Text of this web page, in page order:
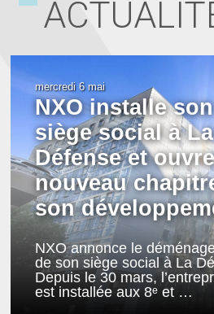
podcast NXO
transforme l’usine
Plan de Reprise
de Continuité
Assurez la reprise et la
de votre SI !
mercredi 6 mai
NXO installe son
siège social à La
Défense et
nouveau
son
NXO annonce le
de son siège social à La
Depuis le 30 mars,
est installée aux 8ᵉ et …